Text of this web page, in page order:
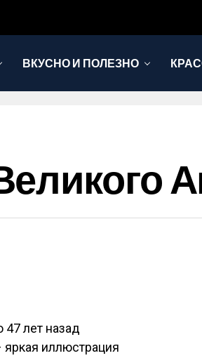
ВКУСНО И ПОЛЕЗНО
47 лет назад
иллюстрация